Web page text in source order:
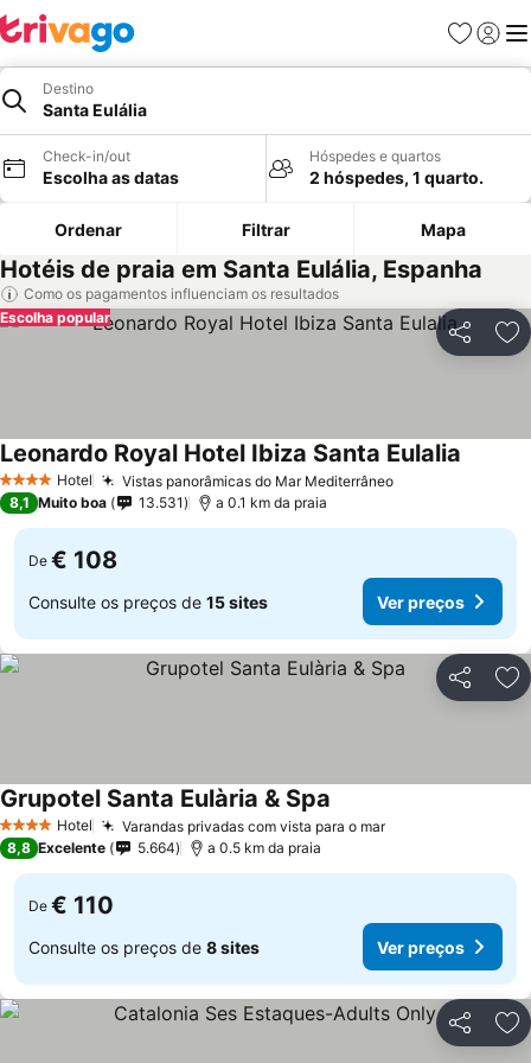
Favoritos
Iniciar
Destino
Santa Eulália
Check-in/out
Escolha as datas
Hóspedes e quartos
2 hóspedes, 1 quarto.
Ordenar Filtrar Mapa
Hotéis de praia em Santa Eulália, Espanha
Como os pagamentos influenciam os resultados
Partilhar
Escolha popular
4 EstrelasHotel Vistas panorâmicas do Mar MediterrâneoVer preços
Leonardo Royal Hotel Ibiza Santa Eulalia
8,1 Muito boa 13.531 a 0.1 km da praia
De € 108
Consulte os preços de 15 sites Ver preços
Partilhar
4 EstrelasHotel Varandas privadas com vista para o marVer preços
Grupotel Santa Eulària & Spa
8,8 Excelente 5.664 a 0.5 km da praia
De € 110
Consulte os preços de 8 sites Ver preços
Partilhar